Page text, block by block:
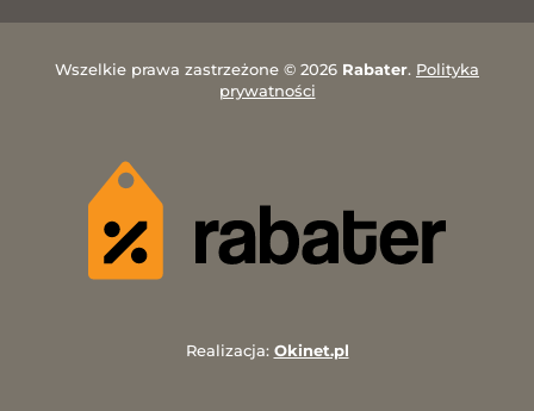
Wszelkie prawa zastrzeżone © 2026 Rabater. Polityka
prywatności
Realizacja: Okinet.pl